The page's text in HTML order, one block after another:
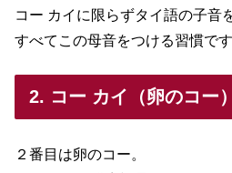
コー カイに限らずタイ語の子音
すべてこの母音をつける習慣です
2. コー カイ（卵のコー）
２番目は卵のコー。